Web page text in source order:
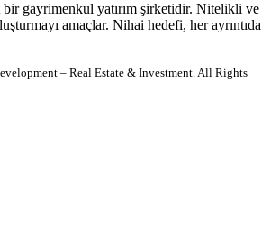
gayrimenkul yatırım şirketidir. Nitelikli ve
amaçlar. Nihai hedefi, her ayrıntıda
– Real Estate & Investment. All Rights